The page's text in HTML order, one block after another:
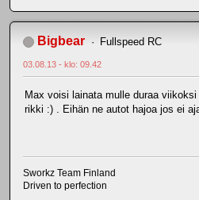
Bigbear Fullspeed RC
03.08.13 - klo: 09.42
Max voisi lainata mulle duraa
rikki :) . Eihän ne autot hajoa jos ei
Sworkz Team Finland
Driven to perfection